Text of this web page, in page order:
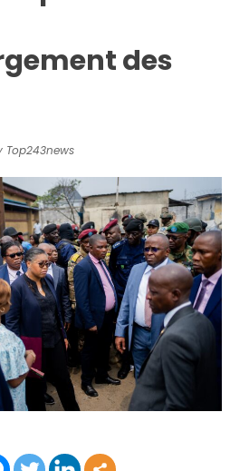
des
Top243news